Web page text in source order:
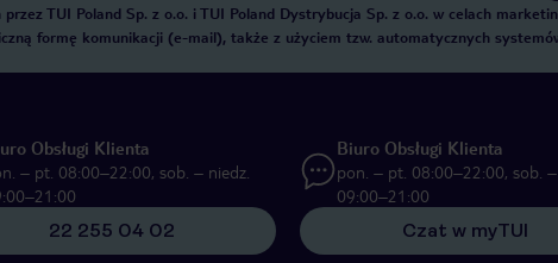
TUI Poland Sp. z o.o. i TUI Poland Dystrybucja Sp. z o.o. w celach
formę komunikacji (e-mail), także z użyciem tzw. automatycznych
Obsługi Klienta
– pt. 08:00–22:00, sob. – niedz.
22 255 04 02
Biuro Obsługi Klienta
pon. – pt. 08:00–22:00, sob. –
09:00–21:00
Czat w myTUI